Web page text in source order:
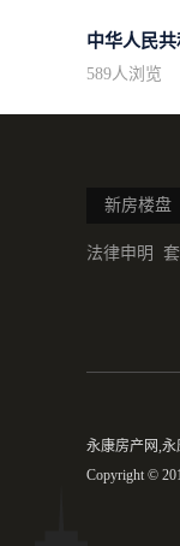
589人浏览
新房楼盘
法律申明
永康房产网,
Copyright ©